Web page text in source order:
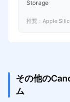
Storage
推奨：Apple
その他の
ム